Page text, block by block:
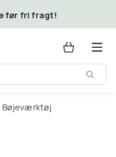
før fri fragt!
Bøjeværktøj